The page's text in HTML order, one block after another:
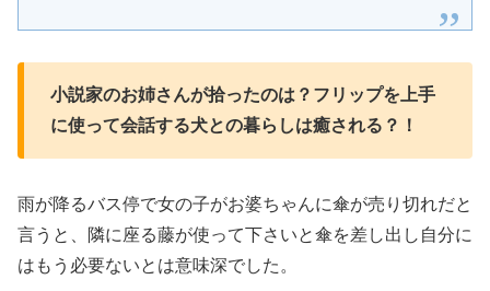
小説家のお姉さんが拾ったのは？フリップを上手
に使って会話する犬との暮らしは癒される？！
雨が降るバス停で女の子がお婆ちゃんに傘が売り切れだと
言うと、隣に座る藤が使って下さいと傘を差し出し自分に
はもう必要ないとは意味深でした。